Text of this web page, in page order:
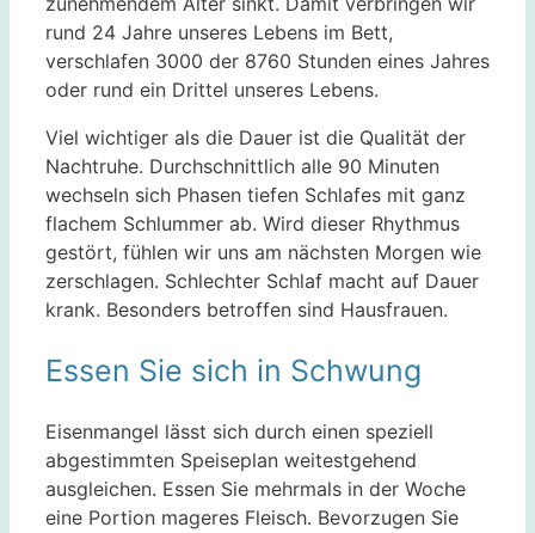
rund 24 Jahre unseres Lebens im Bett,
verschlafen 3000 der 8760 Stunden eines Jahres
oder rund ein Drittel unseres Lebens.
Viel wichtiger als die Dauer ist die Qualität der
Nachtruhe. Durchschnittlich alle 90 Minuten
wechseln sich Phasen tiefen Schlafes mit ganz
flachem Schlummer ab. Wird dieser Rhythmus
gestört, fühlen wir uns am nächsten Morgen wie
zerschlagen. Schlechter Schlaf macht auf Dauer
krank. Besonders betroffen sind Hausfrauen.
Essen Sie sich in Schwung
Eisenmangel lässt sich durch einen speziell
abgestimmten Speiseplan weitestgehend
ausgleichen. Essen Sie mehrmals in der Woche
eine Portion mageres Fleisch. Bevorzugen Sie